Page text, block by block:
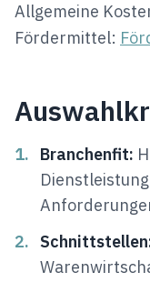
Allgemeine
Fördermittel:
1. Branchenfit:
2.